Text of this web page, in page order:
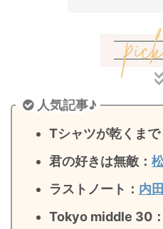
・バラエティ番組衣裳
人気記事♪
Tシャツが乾くまで
君の好きは無敵 ：
ラストノート ： 内
Tokyo middle 30：